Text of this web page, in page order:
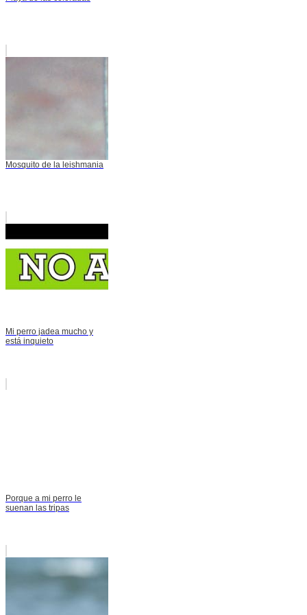
Mosquito de la leishmania
Mi perro jadea mucho y
está inquieto
Porque a mi perro le
suenan las tripas